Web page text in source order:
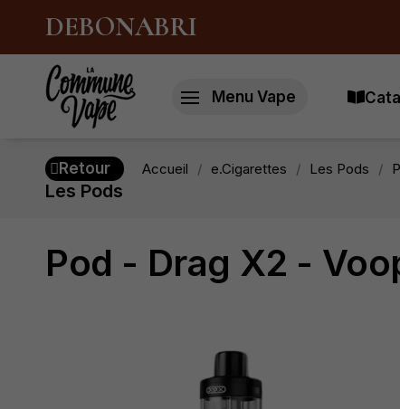
DEBONABRI
Menu Vape
Retour Accueil e.Cigarettes Les Pods
Les Pods
Pod - Drag X2 -